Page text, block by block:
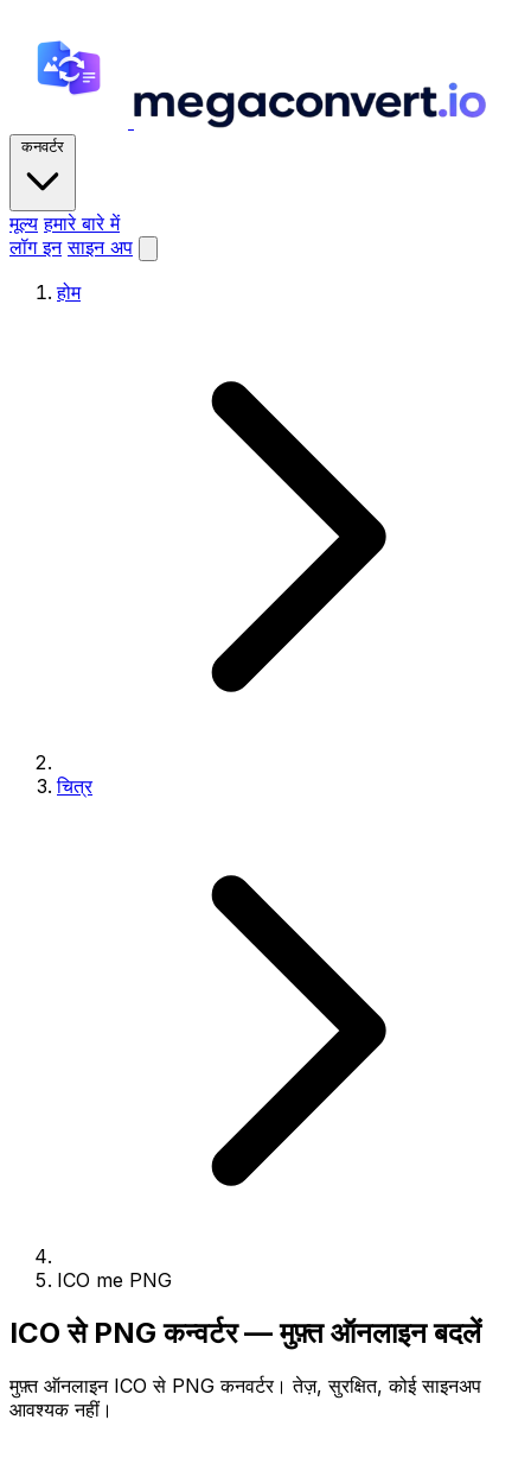
कनवर्टर
मूल्य हमारे बारे में
लॉग इन साइन अप
होम
चित्र
ICO me PNG
ICO से PNG कन्वर्टर — मुफ़्त ऑनलाइन बदलें
मुफ़्त ऑनलाइन ICO से PNG कनवर्टर। तेज़, सुरक्षित, कोई साइनअप
आवश्यक नहीं।